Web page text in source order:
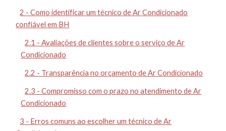
2 - Como identificar um técnico de Ar Condicionado
confiável em BH
2.1 - Avaliações de clientes sobre o serviço de Ar
Condicionado
2.2 - Transparência no orçamento de Ar Condicionado
2.3 - Compromisso com o prazo no atendimento de Ar
Condicionado
3 - Erros comuns ao escolher um técnico de Ar